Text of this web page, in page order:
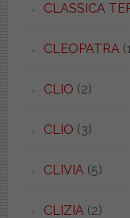
CLASSICA
CLEOPATRA
CLIO (2)
CLIO (3)
CLIVIA(5)
CLIZIA(2)